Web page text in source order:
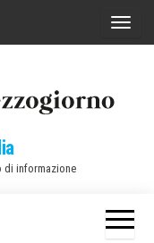
C
a
di informazione